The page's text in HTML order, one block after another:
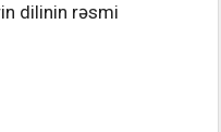
dilinin rəsmi